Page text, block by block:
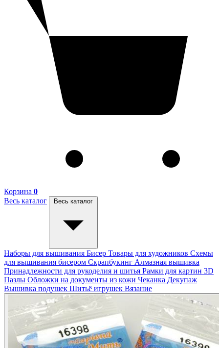
Корзина 0
Весь каталог
Весь каталог
Наборы для вышивания Бисер Товары для художников Схемы
для вышивания бисером Скрапбукинг Алмазная вышивка
Принадлежности для рукоделия и шитья Рамки для картин 3D
Пазлы Обложки на документы из кожи Чеканка Декупаж
Вышивка подушек Шитьё игрушек Вязание